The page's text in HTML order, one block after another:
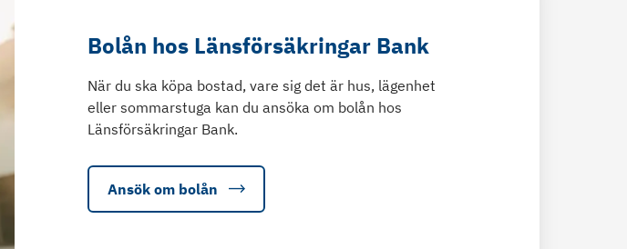
Bolån hos Länsförsäkringar Bank
När du ska köpa bostad, vare sig det är hus, lägenhet
eller sommarstuga kan du ansöka om bolån hos
Länsförsäkringar Bank.
Ansök om bolån